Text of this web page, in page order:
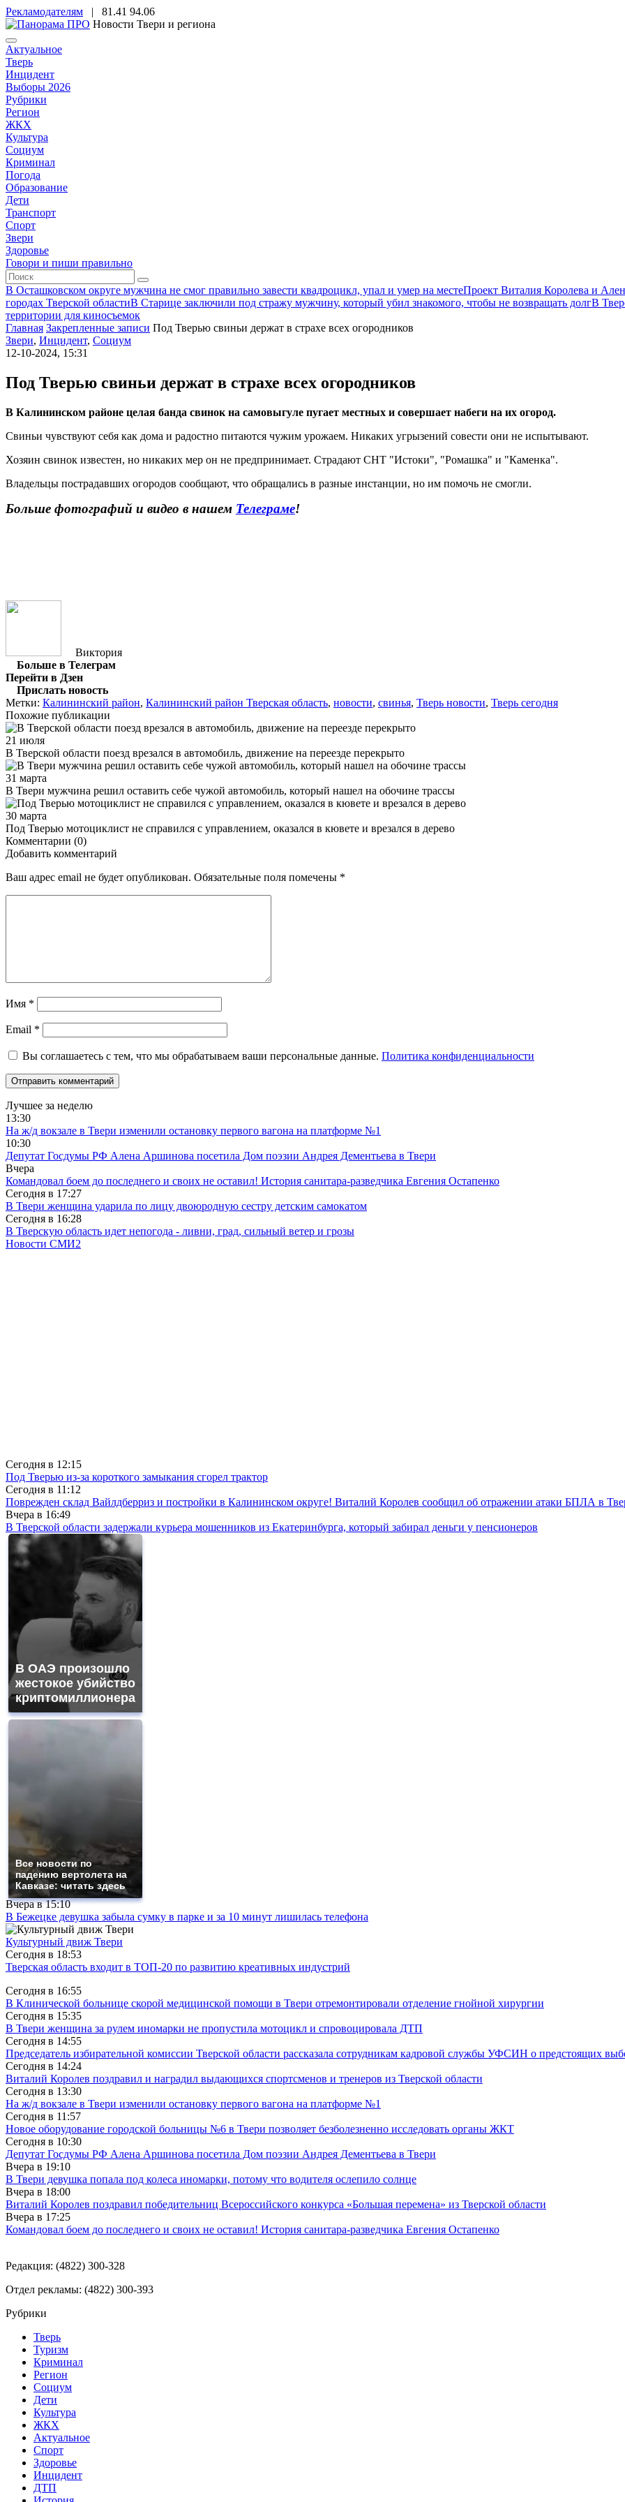
Рекламодателям | 81.41 94.06
Новости Твери и региона
Актуальное
Тверь
Инцидент
Выборы 2026
Рубрики
Регион
ЖКХ
Культура
Социум
Криминал
Погода
Образование
Дети
Транспорт
Спорт
Звери
Здоровье
Говори и пиши правильно
В Осташковском округе мужчина не смог правильно завести квадроцикл, упал и умер на местеПроект Виталия Королева и
городах Тверской областиВ Старице заключили под стражу мужчину, который убил знакомого, чтобы не возвращать долгВ
территории для киносъемок
Главная Закрепленные записи Под Тверью свиньи держат в страхе всех огородников
Звери, Инцидент, Социум
12-10-2024, 15:31
Под Тверью свиньи держат в страхе всех огородников
В Калининском районе целая банда свинок на самовыгуле пугает местных и совершает набеги на их огород.
Свиньи чувствуют себя как дома и радостно питаются чужим урожаем. Никаких угрызений совести они не испытывают.
Хозяин свинок известен, но никаких мер он не предпринимает. Страдают СНТ "Истоки", "Ромашка" и "Каменка".
Владельцы пострадавших огородов сообщают, что обращались в разные инстанции, но им помочь не смогли.
Больше фотографий и видео в нашем Телеграме!
Виктория
Больше в Телеграм
Перейти в Дзен
Прислать новость
Метки: Калининский район, Калининский район Тверская область, новости, свинья, Тверь новости, Тверь сегодня
Похожие публикации
21 июля
В Тверской области поезд врезался в автомобиль, движение на переезде перекрыто
31 марта
В Твери мужчина решил оставить себе чужой автомобиль, который нашел на обочине трассы
30 марта
Под Тверью мотоциклист не справился с управлением, оказался в кювете и врезался в дерево
Комментарии (0)
Добавить комментарий
Ваш адрес email не будет опубликован. Обязательные поля помечены *
Имя *
Email *
Вы соглашаетесь с тем, что мы обрабатываем ваши персональные данные. Политика конфиденциальности
Лучшее за неделю
13:30
На ж/д вокзале в Твери изменили остановку первого вагона на платформе №1
10:30
Депутат Госдумы РФ Алена Аршинова посетила Дом поэзии Андрея Дементьева в Твери
Вчера
Командовал боем до последнего и своих не оставил! История санитара-разведчика Евгения Остапенко
Сегодня в 17:27
В Твери женщина ударила по лицу двоюродную сестру детским самокатом
Сегодня в 16:28
В Тверскую область идет непогода - ливни, град, сильный ветер и грозы
Новости СМИ2
Сегодня в 12:15
Под Тверью из-за короткого замыкания сгорел трактор
Сегодня в 11:12
Поврежден склад Вайлдберриз и постройки в Калининском округе! Виталий Королев сообщил об отражении атаки БПЛА в
Вчера в 16:49
В Тверской области задержали курьера мошенников из Екатеринбурга, который забирал деньги у пенсионеров
В ОАЭ произошло
жестокое убийство
криптомиллионера
Все новости по
падению вертолета на
Кавказе: читать здесь
Вчера в15:10
В Бежецке девушка забыла сумку в парке и за 10 минут лишилась телефона
Культурный движ Твери
Сегодня в 18:53
Тверская область входит в ТОП-20 по развитию креативных индустрий
Сегодня в 16:55
В Клинической больнице скорой медицинской помощи в Твери отремонтировали отделение гнойной хирургии
Сегодня в 15:35
В Твери женщина за рулем иномарки не пропустила мотоцикл и спровоцировала ДТП
Сегодня в 14:55
Председатель избирательной комиссии Тверской области рассказала сотрудникам кадровой службы УФСИН о предстоящих
Сегодня в 14:24
Виталий Королев поздравил и наградил выдающихся спортсменов и тренеров из Тверской области
Сегодня в 13:30
На ж/д вокзале в Твери изменили остановку первого вагона на платформе №1
Сегодня в 11:57
Новое оборудование городской больницы №6 в Твери позволяет безболезненно исследовать органы ЖКТ
Сегодня в 10:30
Депутат Госдумы РФ Алена Аршинова посетила Дом поэзии Андрея Дементьева в Твери
Вчера в 19:10
В Твери девушка попала под колеса иномарки, потому что водителя ослепило солнце
Вчера в 18:00
Виталий Королев поздравил победительниц Всероссийского конкурса «Большая перемена» из Тверской области
Вчера в 17:25
Командовал боем до последнего и своих не оставил! История санитара-разведчика Евгения Остапенко
Редакция: (4822) 300-328
Отдел рекламы: (4822) 300-393
Рубрики
Тверь
Туризм
Криминал
Регион
Социум
Дети
Культура
ЖКХ
Актуальное
Спорт
Здоровье
Инцидент
ДТП